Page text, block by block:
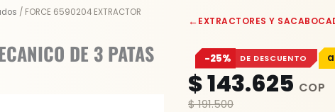
/ FORCE 6590204 EXTRACTOR
DE 3 PATAS
←EXTRACTORES Y
−25% DE DESCUENTO
$191.500
$143.625